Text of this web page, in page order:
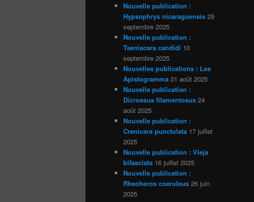
Nouvelle publication :
Hypsophrys nicaraguensis 29
septembre 2025
Nouvelle publication :
Taeniacara candidi 10
septembre 2025
Nouvelles publications : Les
Apistogramma 31 août 2025
Nouvelle publication :
Dicrossus filamentosus 24
août 2025
Nouvelle publication :
Crenicara punctulata 17 juillet
2025
Nouvelle publication : Vieja
bifasciata 16 juillet 2025
Nouvelle publication :
Rheoheros coeruleus 26 juin
2025